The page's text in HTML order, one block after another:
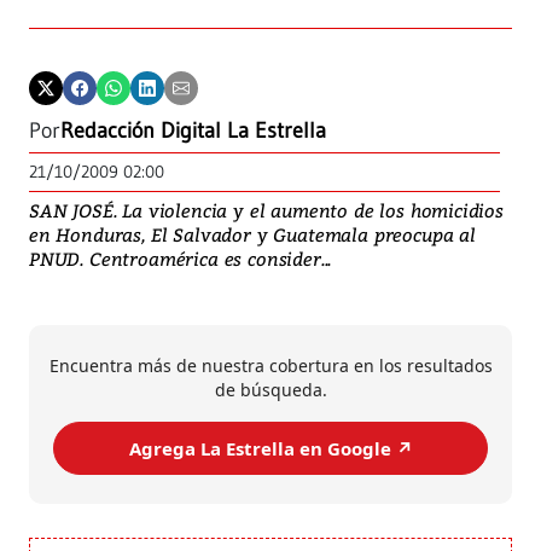
PorRedacción Digital La Estrella
21/10/2009 02:00
SAN JOSÉ. La violencia y el aumento de los homicidios
en Honduras, El Salvador y Guatemala preocupa al
PNUD. Centroamérica es consider...
Encuentra más de nuestra cobertura en los resultados
de búsqueda.
Agrega La Estrella en Google ↗️